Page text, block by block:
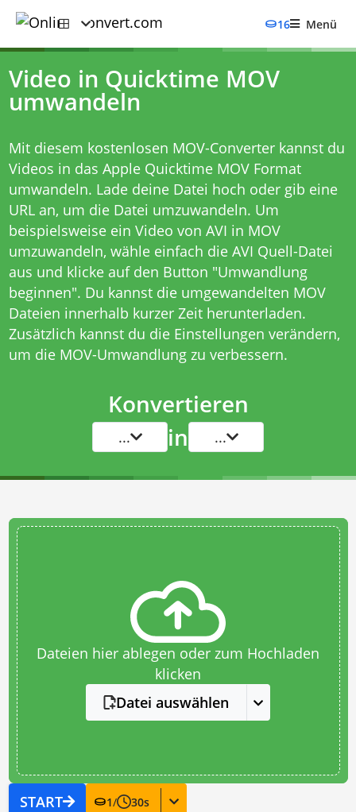
16 Menü
Video in Quicktime MOV
umwandeln
Mit diesem kostenlosen MOV-Converter kannst du
Videos in das Apple Quicktime MOV Format
umwandeln. Lade deine Datei hoch oder gib eine
URL an, um die Datei umzuwandeln. Um
beispielsweise ein Video von AVI in MOV
umzuwandeln, wähle einfach die AVI Quell-Datei
aus und klicke auf den Button "Umwandlung
beginnen". Du kannst die umgewandelten MOV
Dateien innerhalb kurzer Zeit herunterladen.
Zusätzlich kannst du die Einstellungen verändern,
um die MOV-Umwandlung zu verbessern.
Konvertieren
... in ...
Dateien hier ablegen oder zum Hochladen
klicken
Datei auswählen
START 1/ 30s